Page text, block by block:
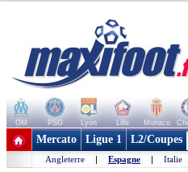
OM PSG Lyon Lille Monaco
+ de clubs
Mercato Ligue 1 L2/Coupes
Angleterre | Espagne | Italie